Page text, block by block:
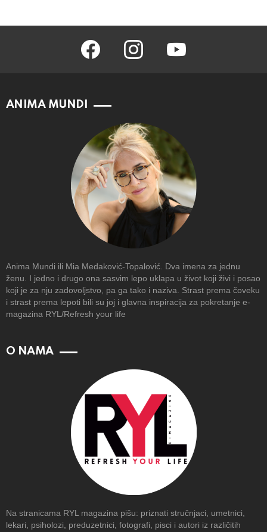
facebook instagram youtube
ANIMA MUNDI
Anima Mundi ili Mia Medaković-Topalović. Dva imena za jednu
ženu. I jedno i drugo ona sasvim lepo uklapa u život koji živi i posao
koji je za nju zadovoljstvo, pa ga tako i naziva. Strast prema čoveku
i strast prema lepoti bili su joj i glavna inspiracija za pokretanje e-
magazina RYL/Refresh your life
O NAMA
Na stranicama RYL magazina pišu: priznati stručnjaci, umetnici,
lekari, psiholozi, preduzetnici, fotografi, pisci i autori iz različitih